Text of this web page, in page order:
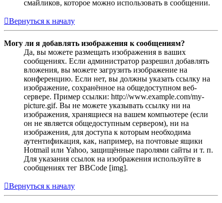
смайликов, которое можно использовать в сообщении.
Вернуться к началу
Могу ли я добавлять изображения к сообщениям?
Да, вы можете размещать изображения в ваших
сообщениях. Если администратор разрешил добавлять
вложения, вы можете загрузить изображение на
конференцию. Если нет, вы должны указать ссылку на
изображение, сохранённое на общедоступном веб-
сервере. Пример ссылки: http://www.example.com/my-
picture.gif. Вы не можете указывать ссылку ни на
изображения, хранящиеся на вашем компьютере (если
он не является общедоступным сервером), ни на
изображения, для доступа к которым необходима
аутентификация, как, например, на почтовые ящики
Hotmail или Yahoo, защищённые паролями сайты и т. п.
Для указания ссылок на изображения используйте в
сообщениях тег BBCode [img].
Вернуться к началу